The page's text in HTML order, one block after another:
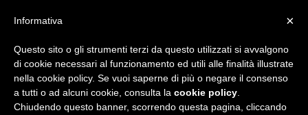
×
Informativa
Questo sito o gli strumenti terzi da questo utilizzati si avvalgono
di cookie necessari al funzionamento ed utili alle finalità illustrate
nella cookie policy. Se vuoi saperne di più o negare il consenso
a tutti o ad alcuni cookie, consulta la cookie policy
Chiudendo questo banner, scorrendo questa pagina, cliccando